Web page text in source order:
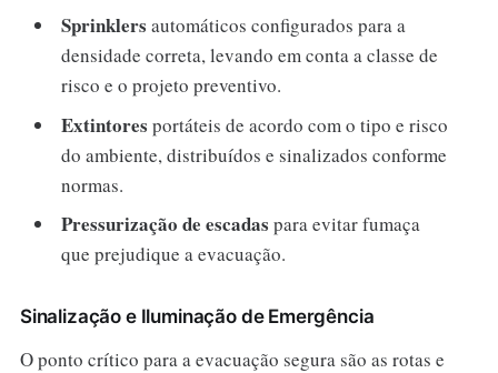
Sprinklers automáticos configurados para a
densidade correta, levando em conta a classe de
risco e o projeto preventivo.
Extintores portáteis de acordo com o tipo e risco
do ambiente, distribuídos e sinalizados conforme
normas.
Pressurização de escadas para evitar fumaça
que prejudique a evacuação.
Sinalização e Iluminação de Emergência
O ponto crítico para a evacuação segura são as rotas e